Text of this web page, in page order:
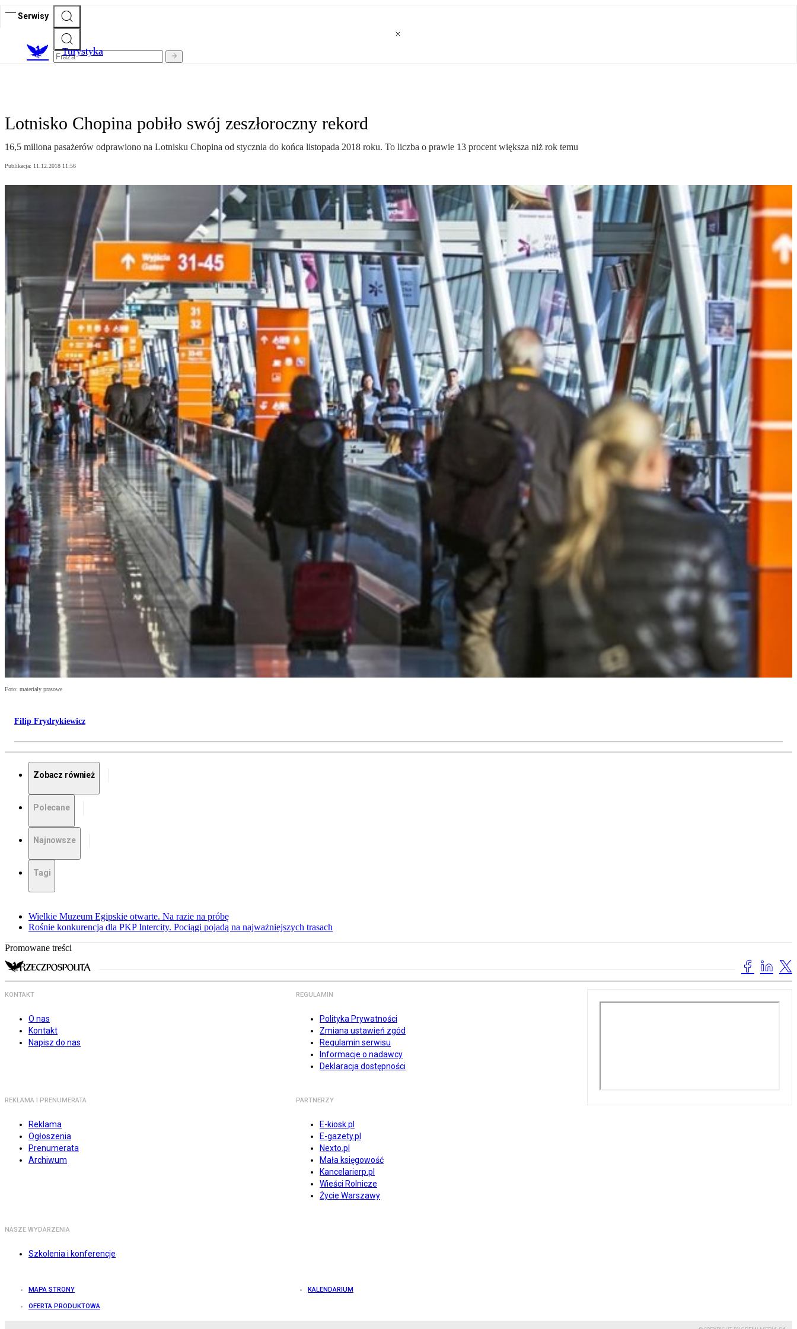
Serwisy
Turystyka
Lotnisko Chopina pobiło swój zeszłoroczny rekord
16,5 miliona pasażerów odprawiono na Lotnisku Chopina od stycznia do końca listopada 2018 roku. To liczba o prawie 13 procent większa niż rok temu
Publikacja: 11.12.2018 11:56
Foto: materiały prasowe
Filip Frydrykiewicz
Zobacz również
Polecane
Najnowsze
Tagi
Wielkie Muzeum Egipskie otwarte. Na razie na próbę
Rośnie konkurencja dla PKP Intercity. Pociągi pojadą na najważniejszych trasach
Promowane treści
KONTAKT
O nas
Kontakt
Napisz do nas
REGULAMIN
Polityka Prywatności
Zmiana ustawień zgód
Regulamin serwisu
Informacje o nadawcy
Deklaracja dostępności
REKLAMA I PRENUMERATA
Reklama
Ogłoszenia
Prenumerata
Archiwum
PARTNERZY
E-kiosk.pl
E-gazety.pl
Nexto.pl
Mała księgowość
Kancelarierp.pl
Wieści Rolnicze
Życie Warszawy
NASZE WYDARZENIA
Szkolenia i konferencje
MAPA STRONY KALENDARIUM
OFERTA PRODUKTOWA